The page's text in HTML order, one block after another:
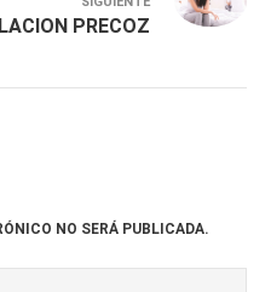
PRECOZ
NO SERÁ PUBLICADA.